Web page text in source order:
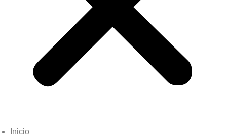
Inicio